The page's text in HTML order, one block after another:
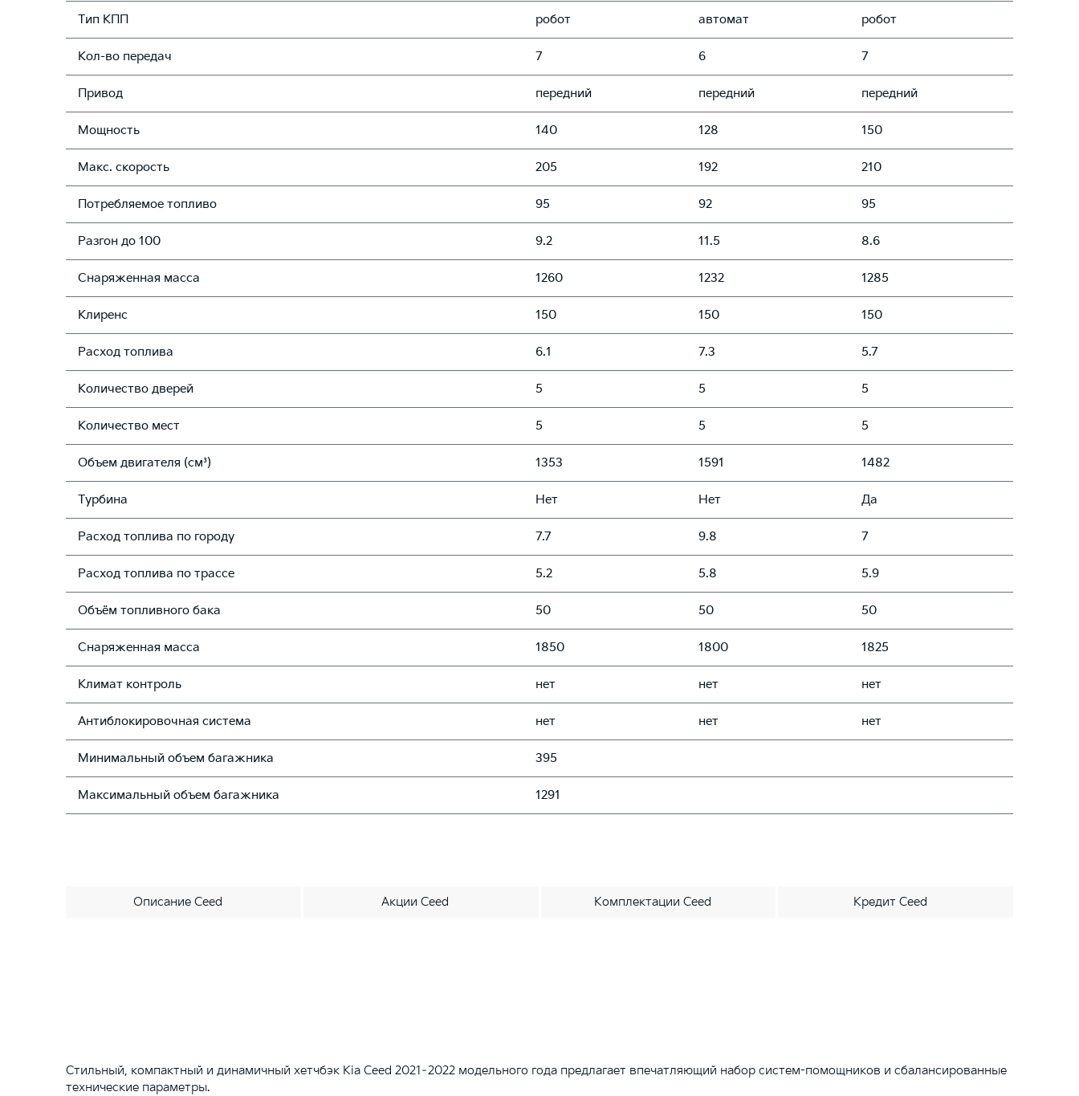
Тип КПП робот автомат робот
Кол-во передач 7 6 7
Привод передний передний передний
Мощность 140 128 150
Макс. скорость 205 192 210
Потребляемое топливо 95 92 95
Разгон до 100 9.2 11.5 8.6
Снаряженная масса 1260 1232 1285
Клиренс 150 150 150
Расход топлива 6.1 7.3 5.7
Количество дверей 5 5 5
Количество мест 5 5 5
Объем двигателя (см³) 1353 1591 1482
Турбина Нет Нет Да
Расход топлива по городу 7.7 9.8 7
Расход топлива по трассе 5.2 5.8 5.9
Объём топливного бака 50 50 50
Снаряженная масса 1850 1800 1825
Климат контроль нет нет нет
Антиблокировочная система нет нет нет
Минимальный объем багажника 395
Максимальный объем багажника 1291
Описание Ceed Акции Ceed Комплектации Ceed Кредит Ceed
Стильный, компактный и динамичный хетчбэк Kia Ceed 2021–2022 модельного года предлагает впечатляющий набор систем-помощников и сбалансированные
технические параметры.